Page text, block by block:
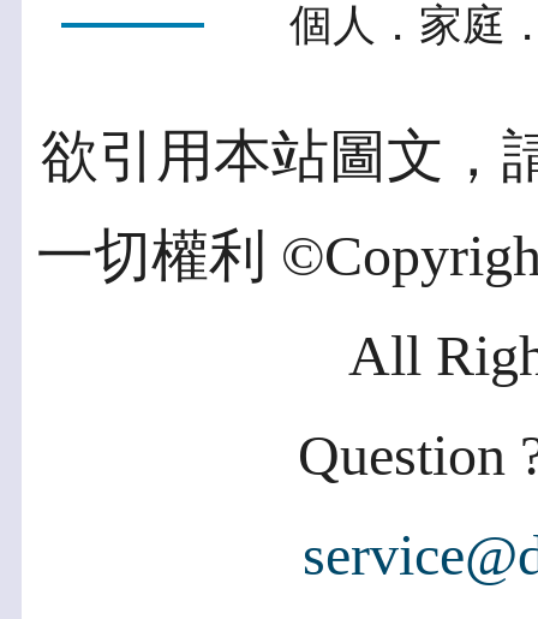
個人．家庭
欲引用本站圖文，
一切權利
All
Question